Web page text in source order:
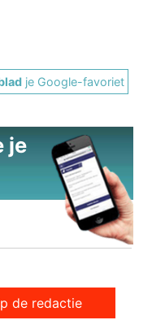
je Google-favoriet
je
de redactie